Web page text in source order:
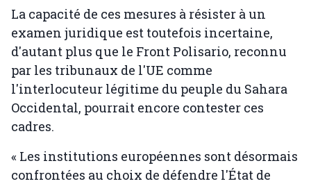
La capacité de ces mesures à résister à un
examen juridique est toutefois incertaine,
d'autant plus que le Front Polisario, reconnu
par les tribunaux de l'UE comme
l'interlocuteur légitime du peuple du Sahara
Occidental, pourrait encore contester ces
cadres.
« Les institutions européennes sont désormais
confrontées au choix de défendre l'État de